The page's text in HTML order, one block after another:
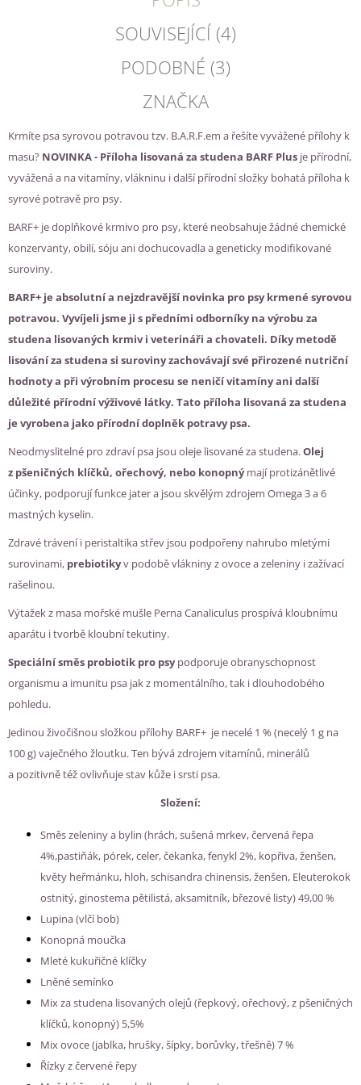
SOUVISEJÍCÍ (4)
PODOBNÉ (3)
ZNAČKA
Krmíte psa syrovou potravou tzv. B.A.R.F.em a řešíte vyvážené přílohy k
masu? NOVINKA - Příloha lisovaná za studena BARF Plus je přírodní,
vyvážená a na vitamíny, vlákninu i další přírodní složky bohatá příloha k
syrové potravě pro psy.
BARF+ je doplňkové krmivo pro psy, které neobsahuje žádné chemické
konzervanty, obilí, sóju ani dochucovadla a geneticky modifikované
suroviny.
BARF+ je absolutní a nejzdravější novinka pro psy krmené syrovou
potravou. Vyvíjeli jsme ji s předními odborníky na výrobu za
studena lisovaných krmiv i veterináři a chovateli. Díky metodě
lisování za studena si suroviny zachovávají své přirozené nutriční
hodnoty a při výrobním procesu se neničí vitamíny ani další
důležité přírodní výživové látky. Tato příloha lisovaná za studena
je vyrobena jako přírodní doplněk potravy psa.
Neodmyslitelné pro zdraví psa jsou oleje lisované za studena.Olej
z pšeničných klíčků, ořechový, nebo konopnýmají protizánětlivé
účinky, podporují funkce jater a jsou skvělým zdrojem Omega 3 a 6
mastných kyselin.
Zdravé trávení i peristaltika střev jsou podpořeny nahrubo mletými
surovinami, prebiotikyv podobě vlákniny z ovoce a zeleniny i zažívací
rašelinou.
Výtažek z masa mořské mušle Perna Canaliculus prospívá kloubnímu
aparátu i tvorbě kloubní tekutiny.
Speciální směs probiotik pro psypodporuje obranyschopnost
organismu a imunitu psa jak z momentálního, tak i dlouhodobého
pohledu.
Jedinou živočišnou složkou přílohy BARF+ je necelé 1 % (necelý 1 g na
100 g) vaječného žloutku. Ten bývá zdrojem vitamínů, minerálů
a pozitivně též ovlivňuje stav kůže i srsti psa.
Složení:
Směs zeleniny a bylin (hrách, sušená mrkev, červená řepa
4%,pastiňák, pórek, celer, čekanka, fenykl 2%, kopřiva, ženšen,
květy heřmánku, hloh, schisandra chinensis, ženšen, Eleuterokok
ostnitý, ginostema pětilistá, aksamitník, březové listy) 49,00 %
Lupina (vlčí bob)
Konopná moučka
Mleté kukuřičné klíčky
Lněné semínko
Mix za studena lisovaných olejů (řepkový, ořechový, z pšeničných
klíčků, konopný) 5,5%
Mix ovoce (jablka, hrušky, šípky, borůvky, třešně) 7 %
Řízky z červené řepy